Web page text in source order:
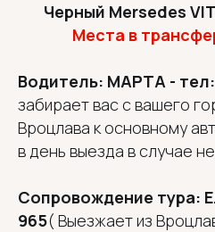
Черный Mersedes
Места в
Водитель: МАРТА - тел:
забирает вас с вашего
Вроцлава к основному
в день выезда в случае
Сопровождение тура:
965( Выезжает из